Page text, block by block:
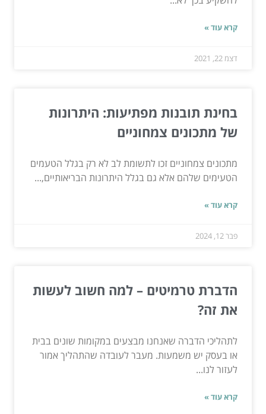
קרא עוד »
דצמ 22, 2021
בחינת תובנות מפתיעות: היתרונות
של מתכונים צמחוניים
מתכונים צמחוניים זכו לתשומת לב לא רק בגלל הטעמים
הטעימים שלהם אלא גם בגלל היתרונות הבריאותיים,...
קרא עוד »
פבר 12, 2024
הדברת טרמיטים – למה חשוב לעשות
את זה?
לתהליכי הדברה שאנחנו מבצעים במקומות שונים בבית
או בעסק יש משמעות. מעבר לעובדה שהתהליך אמור
לעזור לנו...
קרא עוד »